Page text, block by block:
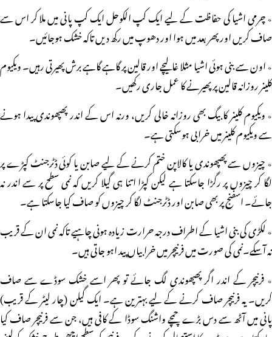
٭ چرمی اشیا کی حفاظت کے لیے ایک کپ الکوحل ایک کپ پانی میں ملا کر اس سے
صاف کریں اور پھر بعد میں ہوا اور دھوپ میں رکھ دیں تاکہ خشک ہوجائیں۔
٭ اون سے بنی ہوئی اشیا مثلا غالیچے اور قالین پر گاہے گاہے برش پھیرتی رہیں۔ ویکیوم
کلینر روزانہ قالین پر پھیرنے کا عمل جاری رکھیں۔
٭ ویکیوم کلینر کا بیگ بھی روزانہ خالی کریں، ورنہ اس کے اندر پھپھوندی پیدا ہونے
سے ویکیوم کلینر میں خرابی ہوسکتی ہے۔
٭ چیزوں سے پھپھوندی یا کالاپن ختم کرنے کے لیے صابن یا کوئی ڈٹرجنٹ کپڑے پر
لگا کر چیزوں پر رگڑا جاسکتا ہے لیکن کپڑا اتنا ہی گیلا کریں کہ نمی سطح پر سے اندر نہ
جائے۔ اسفنج پر بھی صابن اور ڈٹرجنٹ لگا کر چیزوں کو صاف کیا جاسکتا ہے۔
٭ لکڑی کی بنی اشیا کے اطراف درجہ حرارت زیادہ ہونی چاہیے تاکہ نمی ان کے قریب
نہ آسکے۔نمی کی صورت میں فرنیچر میں خرابیاں پید اہو جاتی ہیں۔
٭ فرنیچر کے اندر اگر پھپھوندی لگ جائے تو پھر اسے خشک سوڈے سے صاف
کریں۔ یہ فرنیچر صاف کرنے کے لیے بہترین ہے۔ ایک گیلن (چار لیٹر کے قریب)
پانی میں آٹھ سے دس بڑے چمچے واشنگ سوڈا کے کافی ہیں، جن سے فرنیچر صاف کیا